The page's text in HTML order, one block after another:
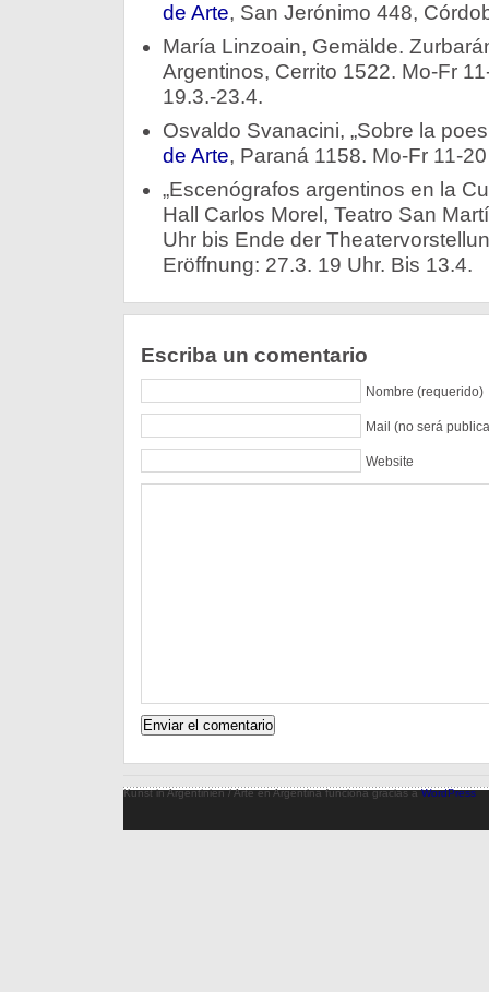
de Arte, San Jerónimo 448,
María Linzoain, Gemälde.
Argentinos, Cerrito 1522. Mo-Fr
19.3.-23.4.
Osvaldo Svanacini, „Sobre la
de Arte, Paraná 1158. Mo-Fr 11-
„Escenógrafos argentinos en la
Hall Carlos Morel, Teatro San
Uhr bis Ende der
Eröffnung: 27.3. 19 Uhr. Bis 13.4.
Escriba un comentario
Nombre (requerido)
Mail (no será
Website
Kunst in Argentinien / Arte en Argentina funciona gracias aWordPress